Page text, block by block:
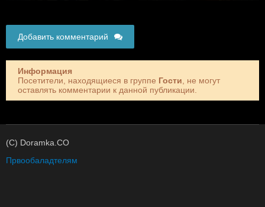
Добавить комментарий
Информация
Посетители, находящиеся в группе Гости , не могут
оставлять комментарии к данной публикации.
(C) Doramka.CO
Првообаладтелям